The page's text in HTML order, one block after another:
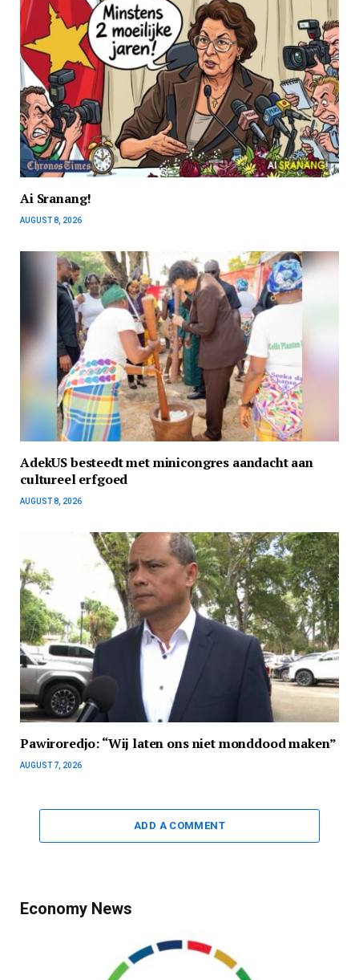
Ai Sranang!
AUGUST 8, 2026
AdekUS besteedt met minicongres aandacht aan
cultureel erfgoed
AUGUST 8, 2026
Pawiroredjo: “Wij laten ons niet monddood maken”
AUGUST 7, 2026
ADD A COMMENT
Economy News